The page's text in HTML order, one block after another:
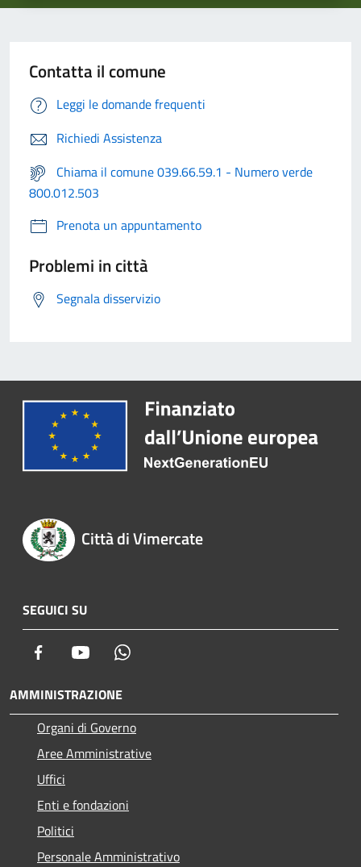
Contatta il comune
Leggi le domande frequenti
Richiedi Assistenza
Chiama il comune 039.66.59.1 - Numero verde
800.012.503
Prenota un appuntamento
Problemi in città
Segnala disservizio
Città di Vimercate
SEGUICI SU
Facebook Youtube
AMMINISTRAZIONE
Organi di Governo
Aree Amministrative
Uffici
Enti e fondazioni
Politici
Personale Amministrativo